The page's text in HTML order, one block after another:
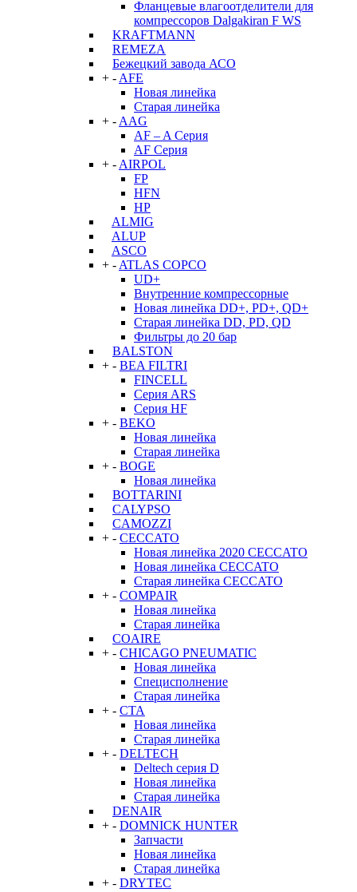
Фланцевые влагоотделители для
компрессоров Dalgakiran F WS
KRAFTMANN
REMEZA
Бежецкий завода АСО
+ - AFE
Новая линейка
Старая линейка
+ - AAG
AF – A Серия
AF Серия
+ - AIRPOL
FP
HFN
HP
ALMIG
ALUP
ASCO
+ - ATLAS COPCO
UD+
Внутренние компрессорные
Новая линейка DD+, PD+, QD+
Старая линейка DD, PD, QD
Фильтры до 20 бар
BALSTON
+ - BEA FILTRI
FINCELL
Серия ARS
Серия HF
+ - BEKO
Новая линейка
Старая линейка
+ - BOGE
Новая линейка
BOTTARINI
CALYPSO
CAMOZZI
+ - CECCATO
Новая линейка 2020 CECCATO
Новая линейка CECCATO
Старая линейка CECCATO
+ - COMPAIR
Новая линейка
Старая линейка
COAIRE
+ - CHICAGO PNEUMATIC
Новая линейка
Специсполнение
Старая линейка
+ - CTA
Новая линейка
Старая линейка
+ - DELTECH
Deltech серия D
Новая линейка
Старая линейка
DENAIR
+ - DOMNICK HUNTER
Запчасти
Новая линейка
Старая линейка
+ - DRYTEC